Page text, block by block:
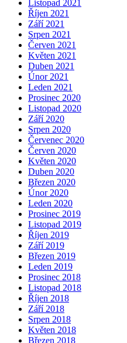
Listopad 2021
Říjen 2021
Září 2021
Srpen 2021
Červen 2021
Květen 2021
Duben 2021
Únor 2021
Leden 2021
Prosinec 2020
Listopad 2020
Září 2020
Srpen 2020
Červenec 2020
Červen 2020
Květen 2020
Duben 2020
Březen 2020
Únor 2020
Leden 2020
Prosinec 2019
Listopad 2019
Říjen 2019
Září 2019
Březen 2019
Leden 2019
Prosinec 2018
Listopad 2018
Říjen 2018
Září 2018
Srpen 2018
Květen 2018
Březen 2018